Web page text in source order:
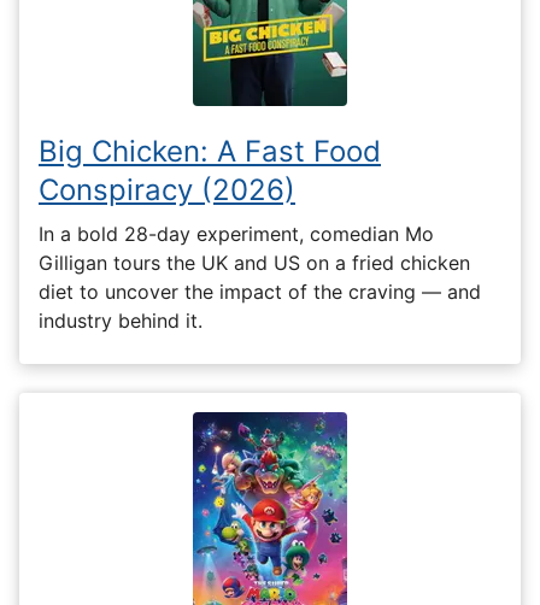
Big Chicken: A Fast Food
Conspiracy (2026)
In a bold 28-day experiment, comedian Mo
Gilligan tours the UK and US on a fried chicken
diet to uncover the impact of the craving — and
industry behind it.